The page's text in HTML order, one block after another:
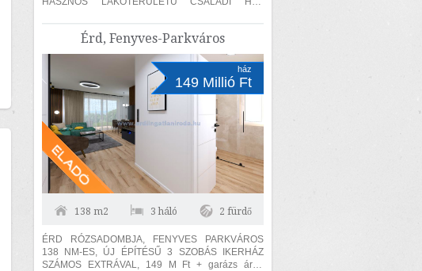
FÜRDŐSZOBÁVAL ÉS GARDRÓBBAL! A TELKEN
Érd, Fenyves-Parkváros
ház
149 Millió Ft
138 m2 3 háló 2 fürdő
ÉRD RÓZSADOMBJA, FENYVES PARKVÁROS
138 NM-ES, ÚJ ÉPÍTÉSŰ 3 SZOBÁS IKERHÁZ
SZÁMOS EXTRÁVAL, 149 M Ft + garázs áron